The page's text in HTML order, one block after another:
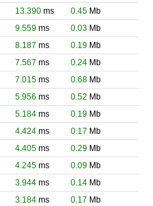
13.390ms 0.45Mb
9.559ms 0.03Mb
8.187 ms 0.19Mb
7.567 ms 0.24Mb
7.015ms 0.68Mb
5.956 ms 0.52 Mb
5.184ms 0.19Mb
4.424ms 0.17 Mb
4.405ms 0.29Mb
4.245ms 0.09Mb
3.944ms 0.14Mb
3.184ms 0.17 Mb